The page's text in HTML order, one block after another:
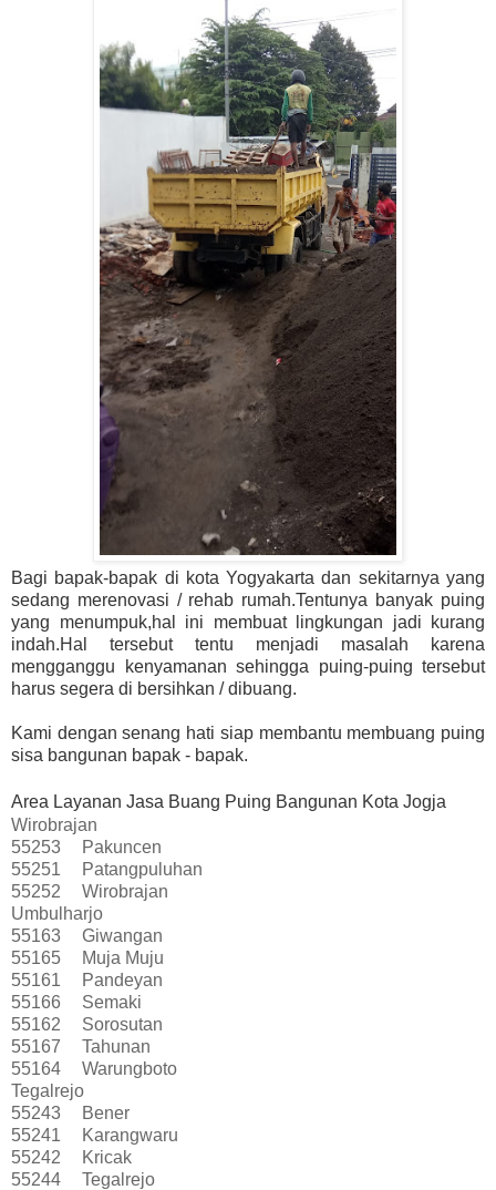
Bagi bapak-bapak di kota Yogyakarta dan sekitarnya yang
sedang merenovasi / rehab rumah.Tentunya banyak puing
yang menumpuk,hal ini membuat lingkungan jadi kurang
indah.Hal tersebut tentu menjadi masalah karena
mengganggu kenyamanan sehingga puing-puing tersebut
harus segera di bersihkan / dibuang.
Kami dengan senang hati siap membantu membuang puing
sisa bangunan bapak - bapak.
Area Layanan Jasa Buang Puing Bangunan Kota Jogja
Wirobrajan
55253
Pakuncen
55251
Patangpuluhan
55252
Wirobrajan
Umbulharjo
55163
Giwangan
55165
Muja Muju
55161
Pandeyan
55166
Semaki
55162
Sorosutan
55167
Tahunan
55164
Warungboto
Tegalrejo
55243
Bener
55241
Karangwaru
55242
Kricak
55244
Tegalrejo